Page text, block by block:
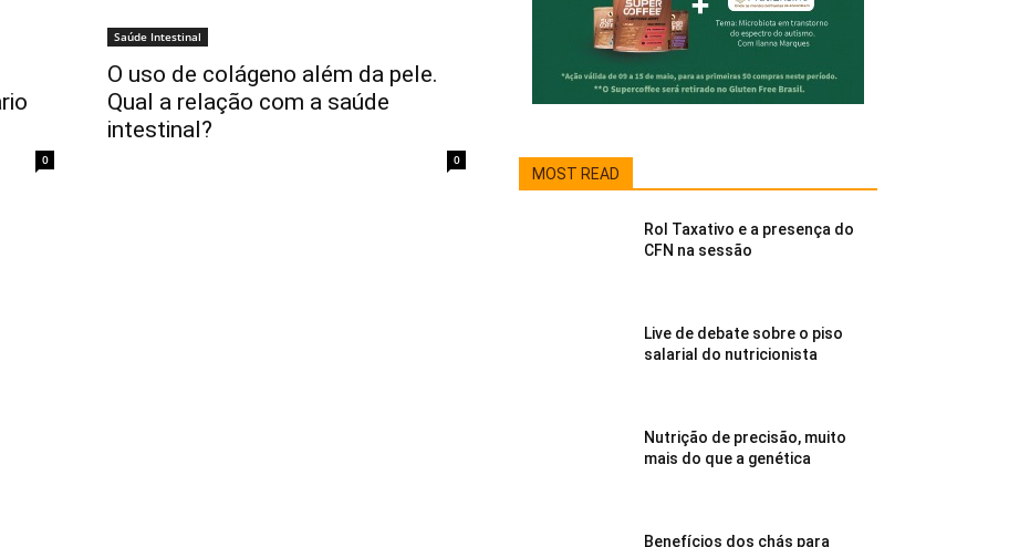
0
Saúde Intestinal
O uso de colágeno além da pele.
Qual a relação com a saúde
intestinal?
0
MOST READ
Rol Taxativo e a presença do
CFN na sessão
Live de debate sobre o piso
salarial do nutricionista
Nutrição de precisão, muito
mais do que a genética
Benefícios dos chás para